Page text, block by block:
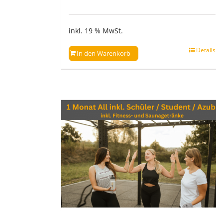
inkl. 19 % MwSt.
In den Warenkorb Details